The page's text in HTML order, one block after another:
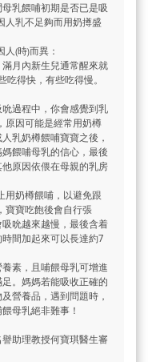
乳餵哺初期是否已是吸
人乳不足夠而用奶撙盛
(時)而異：
月內新生兒通常醒來就
得快，有些吃得慢。
過程中，你會感覺到乳
原因可能是經常用奶樽
乳奶樽餵哺寶寶之後，
餵哺母乳的信心，最後
原因依偎在母親的乳房
用奶樽餵哺，以避免跟
寶寶吃飽後會自行張
吮越來越慢，最後含着
間加起來可以長達約7
素，且哺餵母乳可增進
。媽媽若能吸收正確的
營養品，遇到問題時，
母乳絕非難事！
助理教授何寶琪醫生審